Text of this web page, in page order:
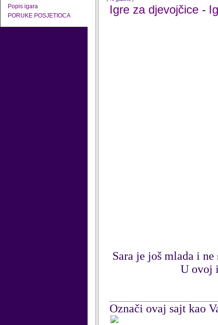
Popis igara
PORUKE POSJETIOCA
Igre za djevojčice -
Sara je još mlada i
U ovoj
Označi ovaj sajt kao